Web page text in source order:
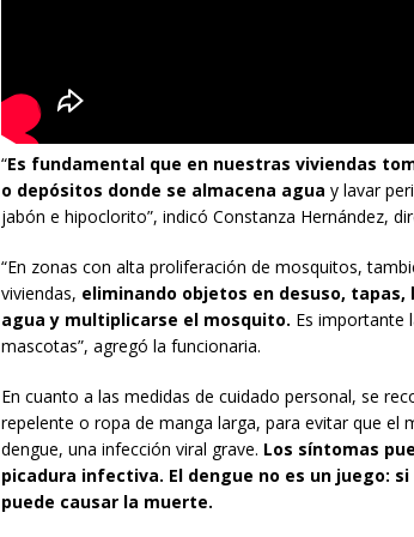
“Es fundamental que en nuestras viviendas
o depósitos donde se almacena agua y lavar
jabón e hipoclorito”, indicó Constanza Hernández,
“En zonas con alta proliferación de mosquitos,
viviendas, eliminando objetos en desuso,
agua y multiplicarse el mosquito. Es importante
mascotas”, agregó la funcionaria.
En cuanto a las medidas de cuidado personal, se
repelente o ropa de manga larga, para evitar que
dengue, una infección viral grave. Los síntomas
picadura infectiva. El dengue no es un juego:
puede causar la muerte.